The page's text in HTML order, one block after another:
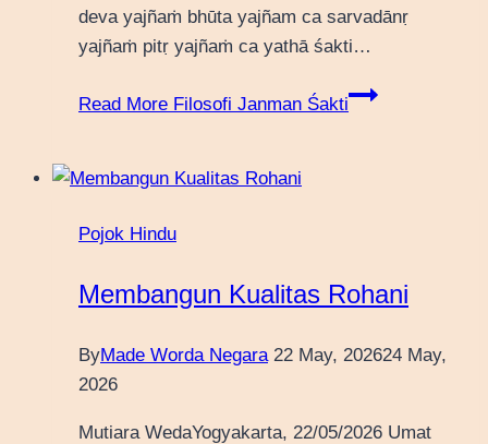
deva yajñaṁ bhūta yajñam ca sarvadānṛ
yajñaṁ pitṛ yajñaṁ ca yathā śakti…
Read More Filosofi Janman Śakti
Pojok Hindu
Membangun Kualitas Rohani
ByMade Worda Negara 22 May, 202624 May,
2026
Mutiara WedaYogyakarta, 22/05/2026 Umat